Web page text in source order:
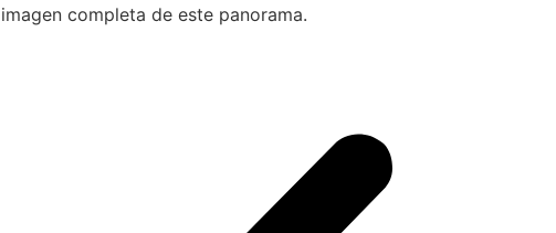
imagen completa de este panorama.